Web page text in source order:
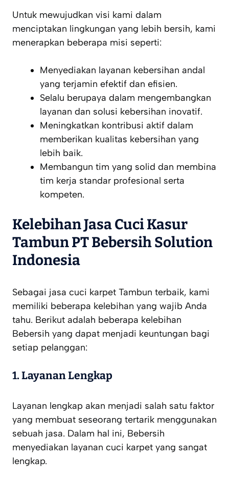
Untuk mewujudkan visi kami dalam
menciptakan lingkungan yang lebih bersih, kami
menerapkan beberapa misi seperti:
Menyediakan layanan kebersihan andal
yang terjamin efektif dan efisien.
Selalu berupaya dalam mengembangkan
layanan dan solusi kebersihan inovatif.
Meningkatkan kontribusi aktif dalam
memberikan kualitas kebersihan yang
lebih baik.
Membangun tim yang solid dan membina
tim kerja standar profesional serta
kompeten.
Kelebihan Jasa Cuci Kasur
Tambun PT Bebersih Solution
Indonesia
Sebagai jasa cuci karpet Tambun terbaik, kami
memiliki beberapa kelebihan yang wajib Anda
tahu. Berikut adalah beberapa kelebihan
Bebersih yang dapat menjadi keuntungan bagi
setiap pelanggan:
1. Layanan Lengkap
Layanan lengkap akan menjadi salah satu faktor
yang membuat seseorang tertarik menggunakan
sebuah jasa. Dalam hal ini, Bebersih
menyediakan layanan cuci karpet yang sangat
lengkap.